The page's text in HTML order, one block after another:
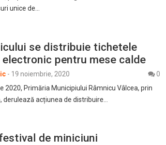
unice de…
se distribuie tichetele
pentru mese calde
- 19 noiembrie, 2020
0
2020, Primăria Municipiului Râmnicu Vâlcea, prin
acțiunea de distribuire…
de miniciuni